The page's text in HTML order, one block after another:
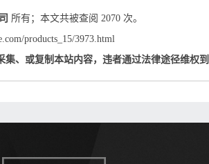
所有；本文共被查阅 2070 次。
products_15/3973.html
集、或复制本站内容，违者通过法律途径维权